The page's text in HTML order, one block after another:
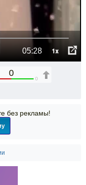
05:28 1x
0
0
без рекламы!